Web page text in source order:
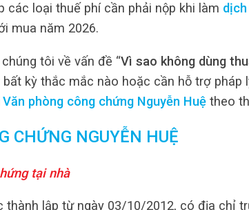
các loại thuế phí cần phải nộp khi làm
mua năm 2026.
tôi về vấn đề “Vì sao không dùng
kỳ thắc mắc nào hoặc cần hỗ trợ pháp
Văn phòng công chứng Nguyễn Huệ theo
CHỨNG NGUYỄN HUỆ
tại nhà
thành lập từ ngày 03/10/2012, có địa chỉ